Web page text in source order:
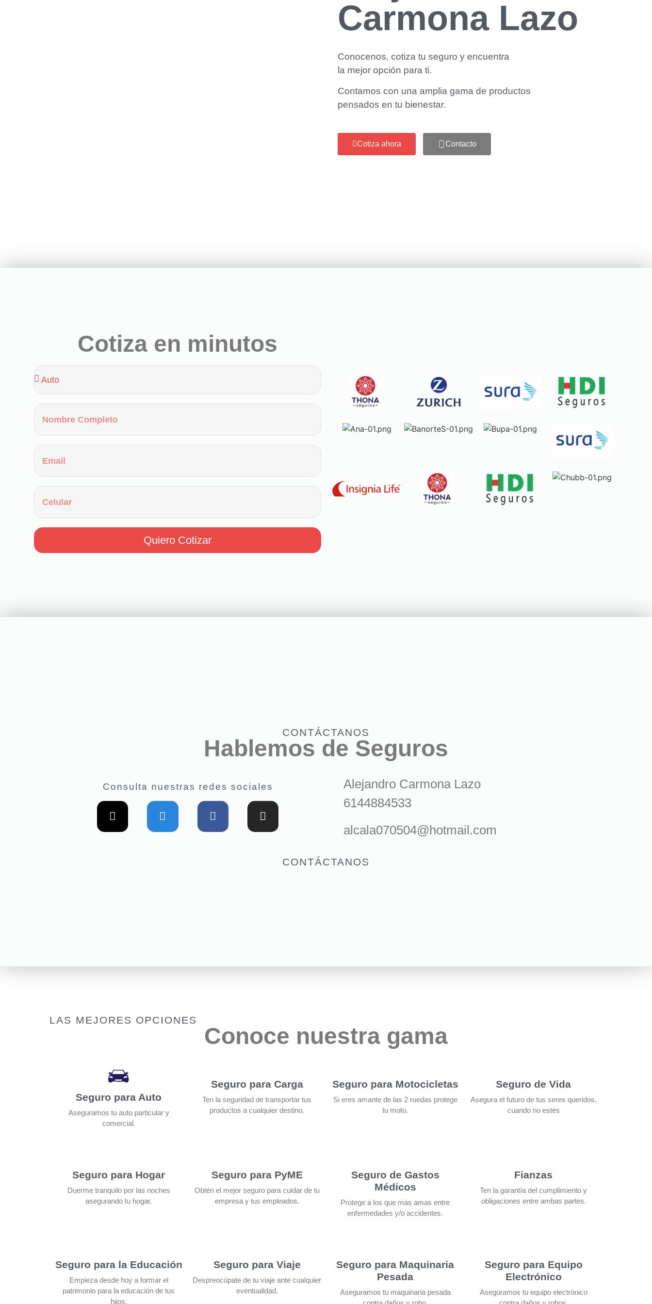
Carmona Lazo
Conocenos, cotiza tu seguro y encuentra
la mejor opción para ti.
Contamos con una amplia gama de productos
pensados en tu bienestar.
Cotiza ahora Contacto
Cotiza en minutos
Quiero Cotizar
CONTÁCTANOS
Hablemos de Seguros
Consulta nuestras redes sociales
Alejandro Carmona Lazo
6144884533
alcala070504@hotmail.com
CONTÁCTANOS
LAS MEJORES OPCIONES
Conoce nuestra gama
Seguro para Auto
Aseguramos tu auto particular y
comercial.
Seguro para Carga
Ten la seguridad de transportar tus
productos a cualquier destino.
Seguro para Motocicletas
Si eres amante de las 2 ruedas protege
tu moto.
Seguro de Vida
Asegura el futuro de tus seres queridos,
cuando no estés
Seguro para Hogar
Duerme tranquilo por las noches
asegurando tu hogar.
Seguro para PyME
Obtén el mejor seguro para cuidar de tu
empresa y tus empleados.
Seguro de Gastos
Médicos
Protege a los que más amas entre
enfermedades y/o accidentes.
Fianzas
Ten la garantía del cumplimiento y
obligaciones entre ambas partes.
Seguro para la Educación
Empieza desde hoy a formar el
patrimonio para la educación de tus
hijos.
Seguro para Viaje
Despreocúpate de tu viaje ante cualquier
eventualidad.
Seguro para Maquinaria
Pesada
Aseguramos tu maquinaria pesada
Seguro para Equipo
Electrónico
Aseguramos tu equipo electrónico